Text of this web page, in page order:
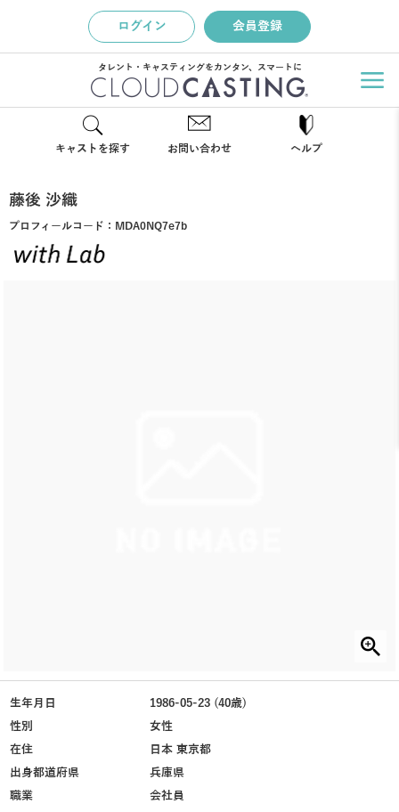
ログイン 会員登録
タレント・キャスティングをカンタン、スマートに
キャストを探す お問い合わせ ヘルプ
藤後 沙織
プロフィールコード： MDA0NQ7e7b
生年月日
1986-05-23 (40歳)
性別
女性
在住
日本 東京都
出身都道府県
兵庫県
職業
会社員